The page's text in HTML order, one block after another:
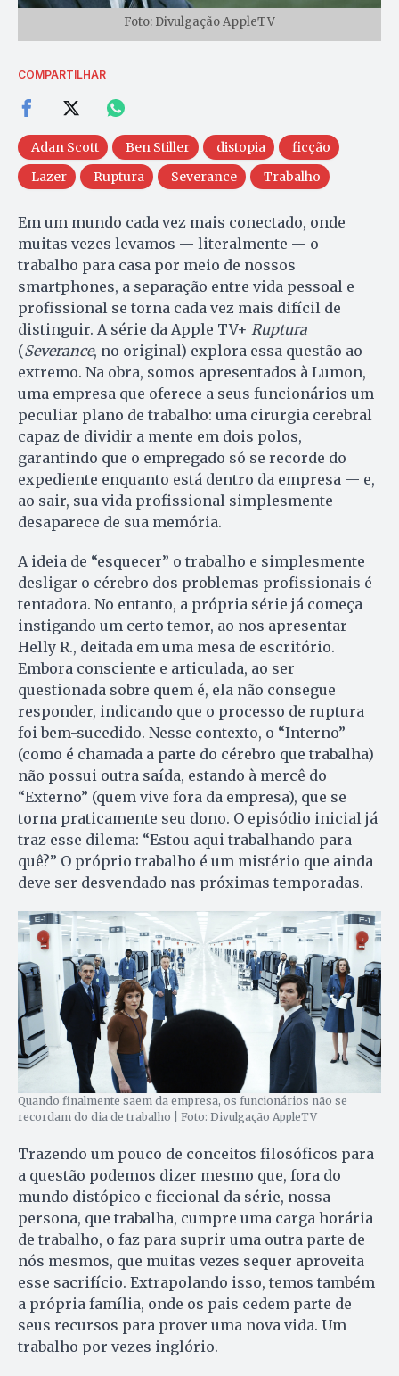
Foto: Divulgação AppleTV
COMPARTILHAR
Adan Scott Ben Stiller distopia
ficção
Lazer
Ruptura Severance Trabalho
Em um mundo cada vez mais conectado, onde
muitas vezes levamos — literalmente — o
trabalho para casa por meio de nossos
smartphones, a separação entre vida pessoal e
profissional se torna cada vez mais difícil de
distinguir. A série da Apple TV+ Ruptura
(Severance, no original) explora essa questão ao
extremo. Na obra, somos apresentados à Lumon,
uma empresa que oferece a seus funcionários um
peculiar plano de trabalho: uma cirurgia cerebral
capaz de dividir a mente em dois polos,
garantindo que o empregado só se recorde do
expediente enquanto está dentro da empresa — e,
ao sair, sua vida profissional simplesmente
desaparece de sua memória.
A ideia de “esquecer” o trabalho e simplesmente
desligar o cérebro dos problemas profissionais é
tentadora. No entanto, a própria série já começa
instigando um certo temor, ao nos apresentar
Helly R., deitada em uma mesa de escritório.
Embora consciente e articulada, ao ser
questionada sobre quem é, ela não consegue
responder, indicando que o processo de ruptura
foi bem-sucedido. Nesse contexto, o “Interno”
(como é chamada a parte do cérebro que trabalha)
não possui outra saída, estando à mercê do
“Externo” (quem vive fora da empresa), que se
torna praticamente seu dono. O episódio inicial já
traz esse dilema: “Estou aqui trabalhando para
quê?” O próprio trabalho é um mistério que ainda
deve ser desvendado nas próximas temporadas.
Quando finalmente saem da empresa, os funcionários não se
recordam do dia de trabalho | Foto: Divulgação AppleTV
Trazendo um pouco de conceitos filosóficos para
a questão podemos dizer mesmo que, fora do
mundo distópico e ficcional da série, nossa
persona, que trabalha, cumpre uma carga horária
de trabalho, o faz para suprir uma outra parte de
nós mesmos, que muitas vezes sequer aproveita
esse sacrifício. Extrapolando isso, temos também
a própria família, onde os pais cedem parte de
seus recursos para prover uma nova vida. Um
trabalho por vezes inglório.